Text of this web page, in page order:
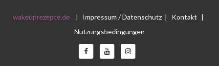
wakeuprezepte.de| Impressum / Datenschutz| Kontakt
|
Nutzungsbedingungen